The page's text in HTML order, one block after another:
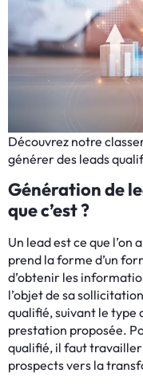
Découvrez notre
générer des leads
Génération de
que c’est ?
Un lead est ce que l’on
prend la forme d’un
d’obtenir les
l’objet de sa
qualifié, suivant le type
prestation proposée.
qualifié, il faut
prospects vers la